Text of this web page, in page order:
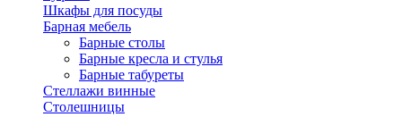
Шкафы для посуды
Барная мебель
Барные столы
Барные кресла и стулья
Барные табуреты
Стеллажи винные
Столешницы